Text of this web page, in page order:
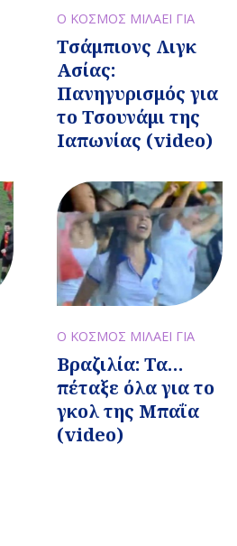
Ο ΚΟΣΜΟΣ ΜΙΛΑΕΙ ΓΙΑ
Τσάμπιονς Λιγκ
Ασίας:
Πανηγυρισμός για
το Τσουνάμι της
Ιαπωνίας (video)
Ο ΚΟΣΜΟΣ ΜΙΛΑΕΙ ΓΙΑ
Βραζιλία: Τα…
πέταξε όλα για το
γκολ της Μπαΐα
(video)